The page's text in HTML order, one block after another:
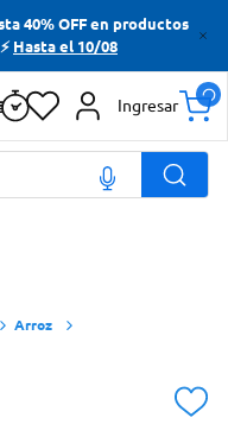
40% OFF en productos
Hasta el 10/08
Ingresar
Arroz